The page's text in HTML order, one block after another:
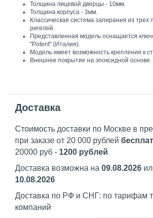
Толщина лицевой дверцы - 10мм.
Толщина корпуса - 3мм.
Классическая система запирания из трех
ригелей.
Представленная модель оснащается
"Potent" (Италия).
Модель имеет возможность крепления к
Внешнее покрытие на эпоксидной основе.
Доставка
Стоимость доставки по Москве в
при заказе от 20 000 рублей
20000 руб - 1200 рублей
Доставка возможна на 09.08.2026
10.08.2026
Доставка по РФ и СНГ: по тарифам
компаний